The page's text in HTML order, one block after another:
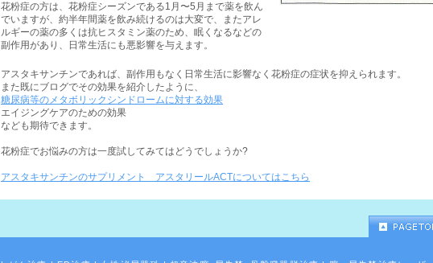
花粉症の方は、花粉症シーズンである1月〜5月まで薬を飲ん
でいますが、約半年間薬を飲み続けるのは大変で、またアレ
ルギーの薬の多くは抗ヒスタミン薬のため、眠くなるなどの
副作用があり、日常生活にも悪影響を与えます。
アスタキサンチンであれば、副作用もなく日常生活に影響なく花粉症の症状を抑えられます。
また既にブログでその効果を紹介したように、
糖尿病等のメタボリックシンドロームに対する効果
エイジングケアのための効果
なども期待できます。
花粉症でお悩みの方は一度試してみてはどうでしょうか?
アスタキサンチンのサプリメント アスタリールACTについてはこちら